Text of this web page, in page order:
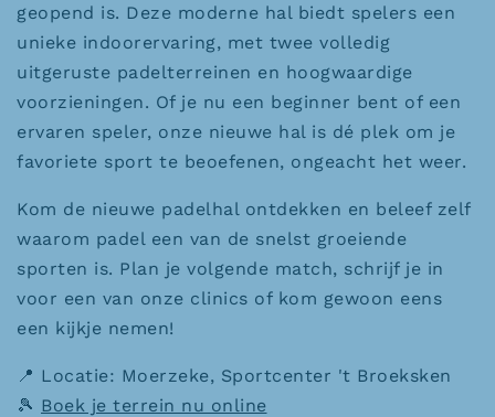
geopend is. Deze moderne hal biedt spelers een
unieke indoorervaring, met twee volledig
uitgeruste padelterreinen en hoogwaardige
voorzieningen. Of je nu een beginner bent of een
ervaren speler, onze nieuwe hal is dé plek om je
favoriete sport te beoefenen, ongeacht het weer.
Kom de nieuwe padelhal ontdekken en beleef zelf
waarom padel een van de snelst groeiende
sporten is. Plan je volgende match, schrijf je in
voor een van onze clinics of kom gewoon eens
een kijkje nemen!
📍 Locatie: Moerzeke, Sportcenter 't Broeksken
🎾 Boek je terrein nu online